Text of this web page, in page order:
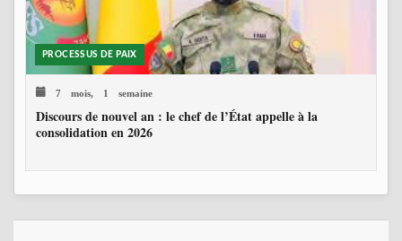
PROCESSUS DE PAIX
7 mois, 1 semaine
Discours de nouvel an : le chef de l’État appelle à la
consolidation en 2026